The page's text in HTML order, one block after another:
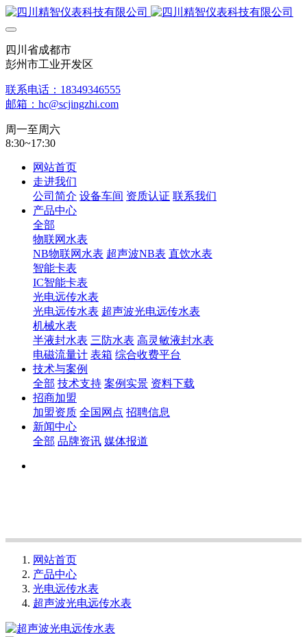
四川省成都市
彭州市工业开发区
联系电话：18349346555
邮箱：hc@scjingzhi.com
周一至周六
8:30~17:30
网站首页
走进我们
公司简介 设备车间 资质认证 联系我们
产品中心
全部
物联网水表
NB物联网水表 超声波NB表 直饮水表
智能卡表
IC智能卡表
光电远传水表
光电远传水表 超声波光电远传水表
机械水表
半液封水表 三防水表 高灵敏液封水表
电磁流量计 表箱 综合收费平台
技术与案例
全部 技术支持 案例实景 资料下载
招商加盟
加盟资质 全国网点 招聘信息
新闻中心
全部 品牌资讯 媒体报道
网站首页
产品中心
光电远传水表
超声波光电远传水表